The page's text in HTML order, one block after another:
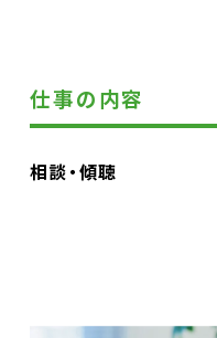
仕事の内容
相談・傾聴